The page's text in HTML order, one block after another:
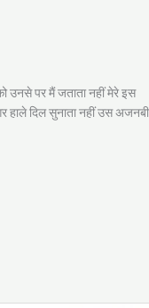
उनसे पर मैं जताता नहीं मेरे इस
हाले दिल सुनाता नहीं उस अजनबी